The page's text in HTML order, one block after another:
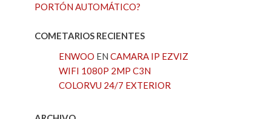
PORTÓN AUTOMÁTICO?
COMETARIOS RECIENTES
ENWOO EN CAMARA IP EZVIZ
WIFI 1080P 2MP C3N
COLORVU 24/7 EXTERIOR